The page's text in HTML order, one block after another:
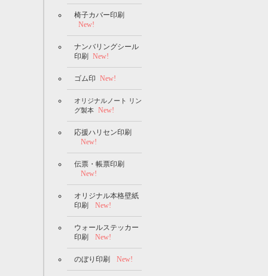
椅子カバー印刷
New!
ナンバリングシール
印刷 New!
ゴム印 New!
オリジナルノート リン
グ製本 New!
応援ハリセン印刷
New!
伝票・帳票印刷
New!
オリジナル本格壁紙
印刷
New!
ウォールステッカー
印刷
New!
のぼり印刷 New!